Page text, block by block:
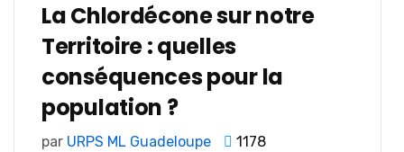
La Chlordécone sur notre
Territoire : quelles
conséquences pour la
population ?
par URPS ML Guadeloupe 1178